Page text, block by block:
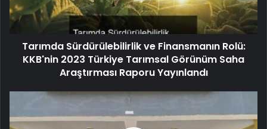
Tarımda Sürdürülebilirlik ve Finansmanın Rolü:
KKB'nin 2023 Türkiye Tarımsal Görünüm Saha
Araştırması Raporu Yayınlandı